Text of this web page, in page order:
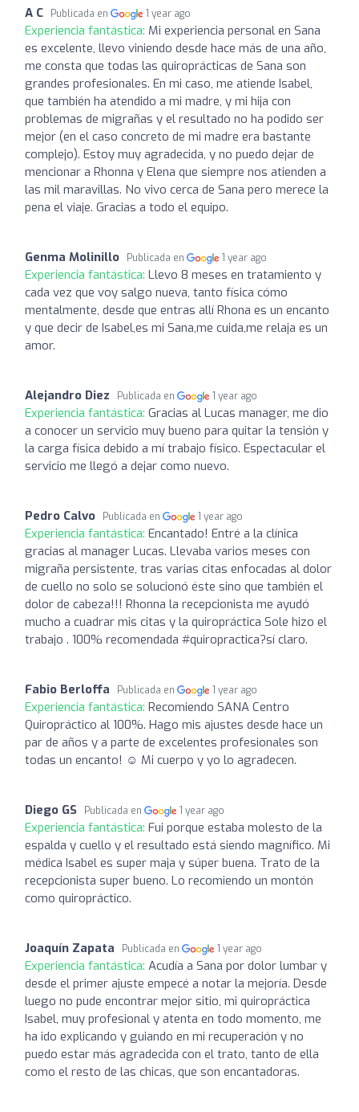
A C Publicada en 1 year ago
Experiencia fantástica: Mi experiencia personal en Sana
es excelente, llevo viniendo desde hace más de una año,
me consta que todas las quiroprácticas de Sana son
grandes profesionales. En mi caso, me atiende Isabel,
que también ha atendido a mi madre, y mi hija con
problemas de migrañas y el resultado no ha podido ser
mejor (en el caso concreto de mi madre era bastante
complejo). Estoy muy agradecida, y no puedo dejar de
mencionar a Rhonna y Elena que siempre nos atienden a
las mil maravillas. No vivo cerca de Sana pero merece la
pena el viaje. Gracias a todo el equipo.
Genma Molinillo Publicada en 1 year ago
Experiencia fantástica: Llevo 8 meses en tratamiento y
cada vez que voy salgo nueva, tanto física cómo
mentalmente, desde que entras allí Rhona es un encanto
y que decir de Isabel,es mi Sana,me cuida,me relaja es un
amor.
Alejandro Diez Publicada en 1 year ago
Experiencia fantástica: Gracias al Lucas manager, me dio
a conocer un servicio muy bueno para quitar la tensión y
la carga física debido a mí trabajo físico. Espectacular el
servicio me llegó a dejar como nuevo.
Pedro Calvo Publicada en 1 year ago
Experiencia fantástica: Encantado! Entré a la clínica
gracias al manager Lucas. Llevaba varios meses con
migraña persistente, tras varias citas enfocadas al dolor
de cuello no solo se solucionó éste sino que también el
dolor de cabeza!!! Rhonna la recepcionista me ayudó
mucho a cuadrar mis citas y la quiropráctica Sole hizo el
trabajo . 100% recomendada #quiropractica?sí claro.
Fabio Berloffa Publicada en 1 year ago
Experiencia fantástica: Recomiendo SANA Centro
Quiropráctico al 100%. Hago mis ajustes desde hace un
par de años y a parte de excelentes profesionales son
todas un encanto! ☺️ Mi cuerpo y yo lo agradecen.
Diego GS Publicada en 1 year ago
Experiencia fantástica: Fui porque estaba molesto de la
espalda y cuello y el resultado está siendo magnífico. Mi
médica Isabel es super maja y súper buena. Trato de la
recepcionista super bueno. Lo recomiendo un montón
como quiropráctico.
Joaquín Zapata Publicada en 1 year ago
Experiencia fantástica: Acudía a Sana por dolor lumbar y
desde el primer ajuste empecé a notar la mejoría. Desde
luego no pude encontrar mejor sitio, mi quiropráctica
Isabel, muy profesional y atenta en todo momento, me
ha ido explicando y guiando en mi recuperación y no
puedo estar más agradecida con el trato, tanto de ella
como el resto de las chicas, que son encantadoras.